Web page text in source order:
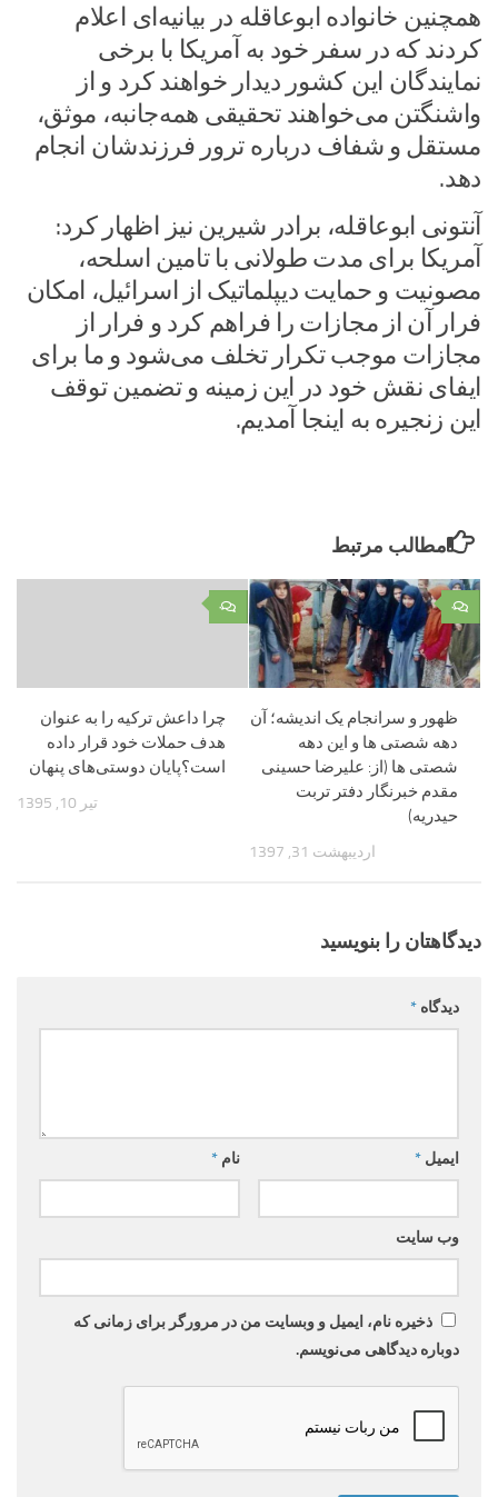
همچنین خانواده ابوعاقله در بیانیه‌ای اعلام
کردند که در سفر خود به آمریکا با برخی
نمایندگان این کشور دیدار خواهند کرد و از
واشنگتن می‌خواهند تحقیقی همه‌جانبه، موثق،
مستقل و شفاف درباره ترور فرزندشان انجام
دهد.
آنتونی ابوعاقله، برادر شیرین نیز اظهار کرد:
آمریکا برای مدت طولانی با تامین اسلحه،
مصونیت و حمایت دیپلماتیک از اسرائیل، امکان
فرار آن از مجازات را فراهم کرد و فرار از
مجازات موجب تکرار تخلف می‌شود و ما برای
ایفای نقش خود در این زمینه و تضمین توقف
این زنجیره به اینجا آمدیم.
مطالب مرتبط
۰
چرا داعش ترکیه را به عنوان
هدف حملات خود قرار داده
است؟پایان دوستی‌های پنهان
تیر 10, 1395
۰
ظهور و سرانجام یک اندیشه؛ آن
دهه شصتی ها و این دهه
شصتی ها (از: علیرضا حسینی
مقدم خبرنگار دفتر تربت
حیدریه)
اردیبهشت 31, 1397
دیدگاهتان را بنویسید
دیدگاه *
نام * ایمیل *
وب‌ سایت
ذخیره نام، ایمیل و وبسایت من در مرورگر برای زمانی که
دوباره دیدگاهی می‌نویسم.